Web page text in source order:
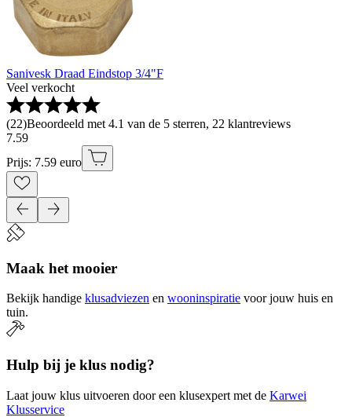
Sanivesk Draad Eindstop 3/4"F
Veel verkocht
(22)Beoordeeld met 4.1 van de 5 sterren, 22 klantreviews
7.59
Prijs: 7.59 euro
Maak het mooier
Bekijk handige klusadviezen en wooninspiratie voor jouw huis en
tuin.
Hulp bij je klus nodig?
Laat jouw klus uitvoeren door een klusexpert met de Karwei
Klusservice